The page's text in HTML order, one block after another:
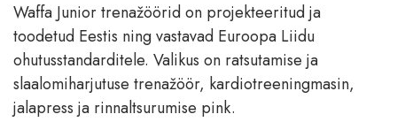
Waffa Junior trenažöörid on projekteeritud ja
toodetud Eestis ning vastavad Euroopa Liidu
ohutusstandarditele. Valikus on ratsutamise ja
slaalomiharjutuse trenažöör, kardiotreeningmasin,
jalapress ja rinnaltsurumise pink.